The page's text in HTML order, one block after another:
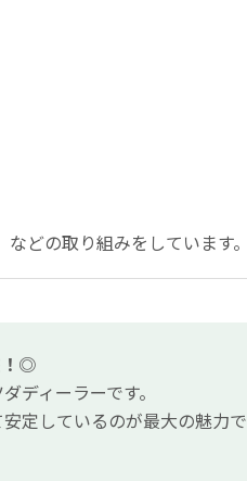
どの取り組みをしています。
！◎
ディーラーです。
定しているのが最大の魅力で